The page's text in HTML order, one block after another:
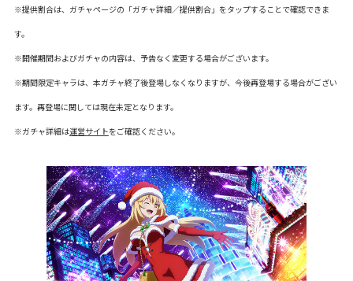
※提供割合は、ガチャページの「ガチャ詳細／提供割合」をタップすることで確認できま
す。
※開催期間およびガチャの内容は、予告なく変更する場合がございます。
※期間限定キャラは、本ガチャ終了後登場しなくなりますが、今後再登場する場合がござい
ます。再登場に関しては現在未定となります。
※ガチャ詳細は運営サイトをご確認ください。